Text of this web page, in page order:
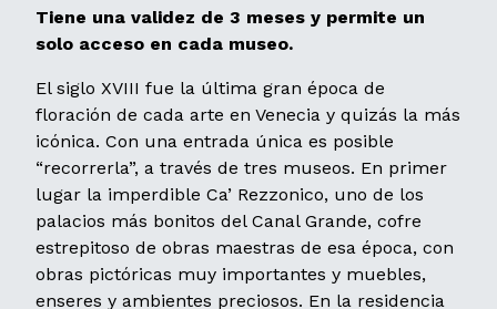
Tiene una validez de 3 meses y permite un
solo acceso en cada museo.
El siglo XVIII fue la última gran época de
floración de cada arte en Venecia y quizás la más
icónica. Con una entrada única es posible
“recorrerla”, a través de tres museos. En primer
lugar la imperdible Ca’ Rezzonico, uno de los
palacios más bonitos del Canal Grande, cofre
estrepitoso de obras maestras de esa época, con
obras pictóricas muy importantes y muebles,
enseres y ambientes preciosos. En la residencia